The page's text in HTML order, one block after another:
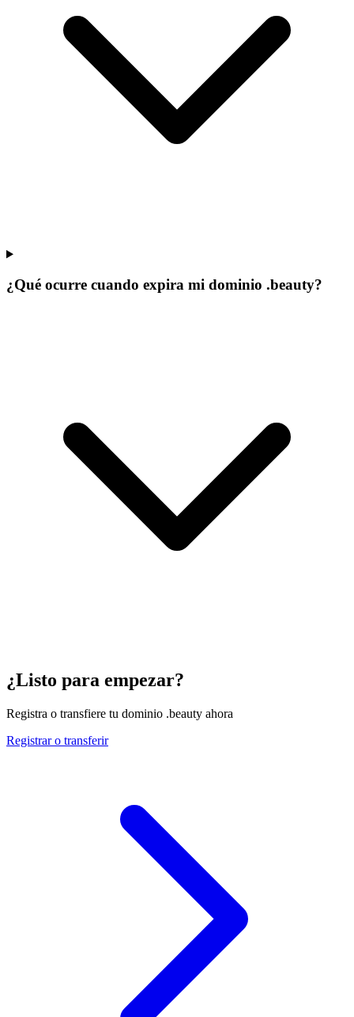
¿Qué ocurre cuando expira mi dominio .beauty?
¿Listo para empezar?
Registra o transfiere tu dominio .beauty ahora
Registrar o transferir